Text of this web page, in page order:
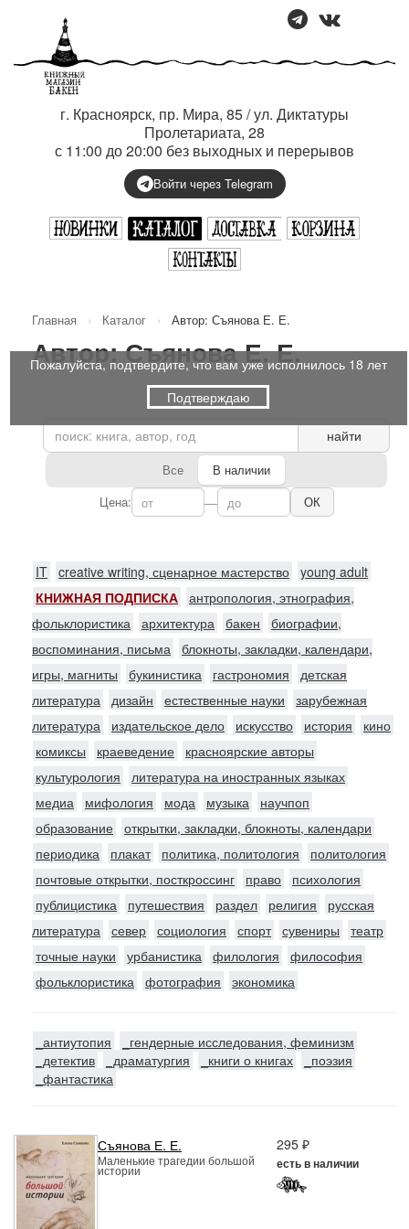
г. Красноярск, пр. Мира, 85 / ул. Диктатуры
Пролетариата, 28
с 11:00 до 20:00 без выходных и перерывов
Войти через Telegram
Главная › Каталог › Автор: Съянова Е. Е.
Автор: Съянова Е. Е.
найти
Все
В наличии
Цена:
— ОК
IT creative writing, сценарное мастерство young adult
КНИЖНАЯ ПОДПИСКА антропология, этнография,
фольклористика архитектура бакен
биографии,
воспоминания, письма блокноты, закладки, календари,
игры, магниты
букинистика гастрономия
детская
литература дизайн естественные науки
зарубежная
литература
издательское дело искусство история
кино
комиксы
краеведение
красноярские авторы
культурология
литература на иностранных языках
медиа
мифология мода музыка
научпоп
образование открытки, закладки, блокноты, календари
периодика
плакат политика, политология
политология
почтовые открытки, посткроссинг
право
психология
публицистика
путешествия раздел религия
русская
литература север социология спорт сувениры
театр
точные науки
урбанистика филология
философия
фольклористика фотография экономика
_антиутопия
_гендерные исследования, феминизм
_детектив
_драматургия _книги о книгах
_поэзия
_фантастика
Съянова Е. Е.
Маленькие трагедии большой
истории
295 ₽
есть в наличии
Пожалуйста, подтвердите, что вам уже исполнилось 18 лет
Подтверждаю